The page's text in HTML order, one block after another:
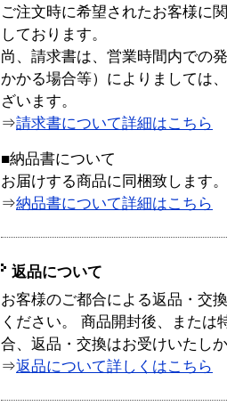
ご注文時に希望されたお客様に
しております。
尚、請求書は、営業時間内での
かかる場合等）によりましては
ざいます。
⇒請求書について詳細はこちら
■納品書について
お届けする商品に同梱致します。
⇒納品書について詳細はこちら
返品について
お客様のご都合による返品・交
ください。 商品開封後、または
合、返品・交換はお受けいたし
⇒返品について詳しくはこちら